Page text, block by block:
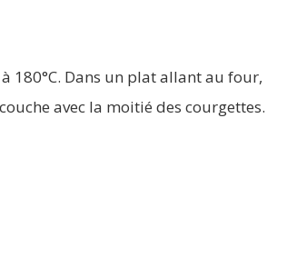
180°C. Dans un plat allant au four,
avec la moitié des courgettes.